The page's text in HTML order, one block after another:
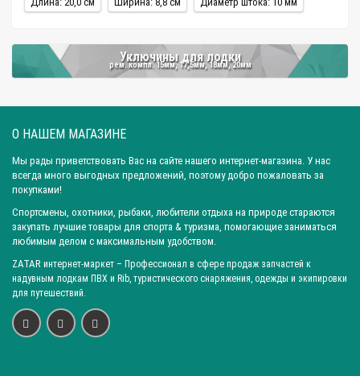
Уключины для лодки
рем. компл. 15мм, 17,5мм, 18мм, 20мм
О НАШЕМ МАГАЗИНЕ
Мы рады приветствовать Вас на сайте нашего интернет-магазина. У нас
всегда много выгодных предложений, поэтому добро пожаловать за
покупками!
Спортсмены, охотники, рыбаки, любители отдыха на природе стараются
закупать лучшие товары для спорта & туризма, помогающие заниматься
любимым делом с максимальным удобством.
ZATAR интернет-маркет – Профессионал в сфере продаж запчастей к
надувным лодкам ПВХ и Rib, туристического снаряжения, одежды и экипировки
для путешествий.